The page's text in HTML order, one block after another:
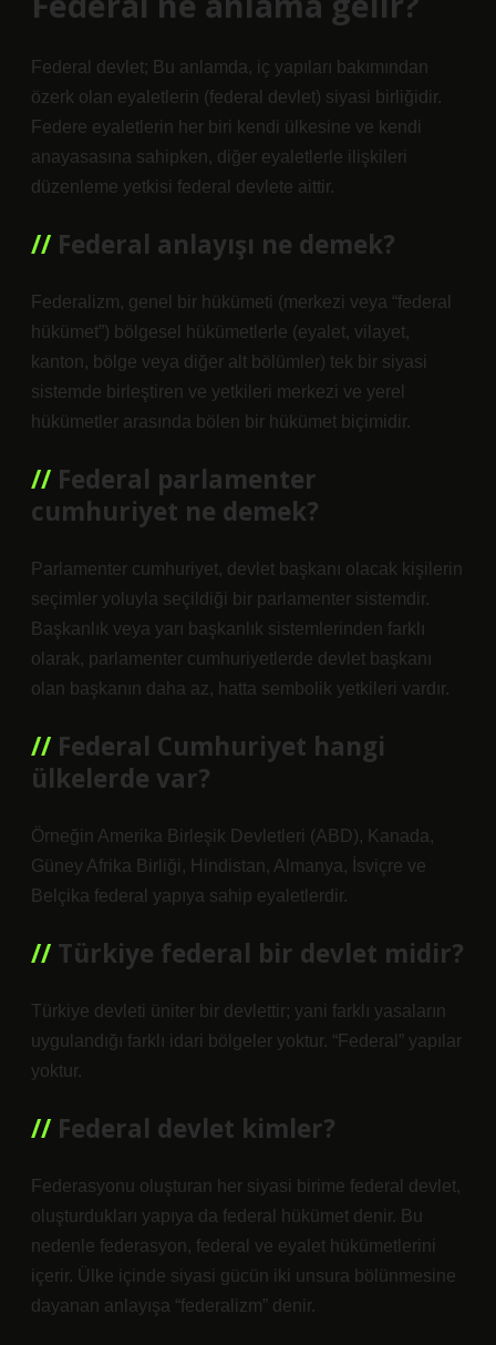
Federal devlet; Bu anlamda, iç yapıları bakımından
özerk olan eyaletlerin (federal devlet) siyasi birliğidir.
Federe eyaletlerin her biri kendi ülkesine ve kendi
anayasasına sahipken, diğer eyaletlerle ilişkileri
düzenleme yetkisi federal devlete aittir.
Federal anlayışı ne demek?
Federalizm, genel bir hükümeti (merkezi veya “federal
hükümet”) bölgesel hükümetlerle (eyalet, vilayet,
kanton, bölge veya diğer alt bölümler) tek bir siyasi
sistemde birleştiren ve yetkileri merkezi ve yerel
hükümetler arasında bölen bir hükümet biçimidir.
Federal parlamenter
cumhuriyet ne demek?
Parlamenter cumhuriyet, devlet başkanı olacak kişilerin
seçimler yoluyla seçildiği bir parlamenter sistemdir.
Başkanlık veya yarı başkanlık sistemlerinden farklı
olarak, parlamenter cumhuriyetlerde devlet başkanı
olan başkanın daha az, hatta sembolik yetkileri vardır.
Federal Cumhuriyet hangi
ülkelerde var?
Örneğin Amerika Birleşik Devletleri (ABD), Kanada,
Güney Afrika Birliği, Hindistan, Almanya, İsviçre ve
Belçika federal yapıya sahip eyaletlerdir.
Türkiye federal bir devlet midir?
Türkiye devleti üniter bir devlettir; yani farklı yasaların
uygulandığı farklı idari bölgeler yoktur. “Federal” yapılar
yoktur.
Federal devlet kimler?
Federasyonu oluşturan her siyasi birime federal devlet,
oluşturdukları yapıya da federal hükümet denir. Bu
nedenle federasyon, federal ve eyalet hükümetlerini
içerir. Ülke içinde siyasi gücün iki unsura bölünmesine
dayanan anlayışa “federalizm” denir.